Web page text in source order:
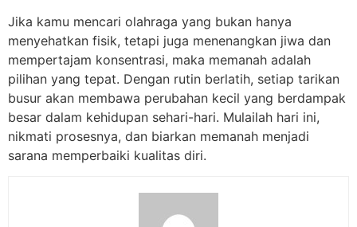
Jika kamu mencari olahraga yang bukan hanya
menyehatkan fisik, tetapi juga menenangkan jiwa dan
mempertajam konsentrasi, maka memanah adalah
pilihan yang tepat. Dengan rutin berlatih, setiap tarikan
busur akan membawa perubahan kecil yang berdampak
besar dalam kehidupan sehari-hari. Mulailah hari ini,
nikmati prosesnya, dan biarkan memanah menjadi
sarana memperbaiki kualitas diri.